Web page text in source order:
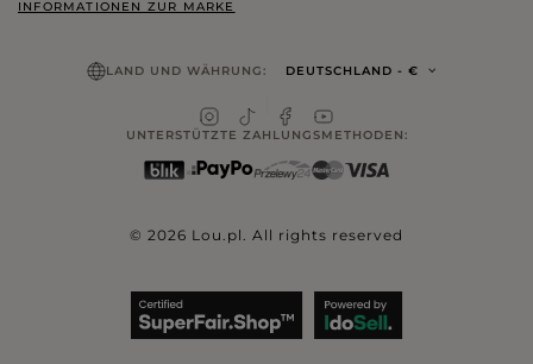
INFORMATIONEN ZUR MARKE
LAND UND WÄHRUNG: DEUTSCHLAND - €
UNTERSTÜTZTE ZAHLUNGSMETHODEN:
© 2026 Lou.pl. All rights reserved